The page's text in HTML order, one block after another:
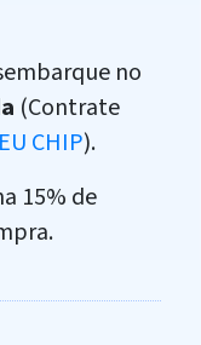
no
(Contrate
CHIP).
15% de